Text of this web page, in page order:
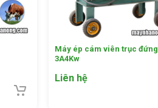
Máy ép cám viên trục đứng
3A4Kw
Liên hệ